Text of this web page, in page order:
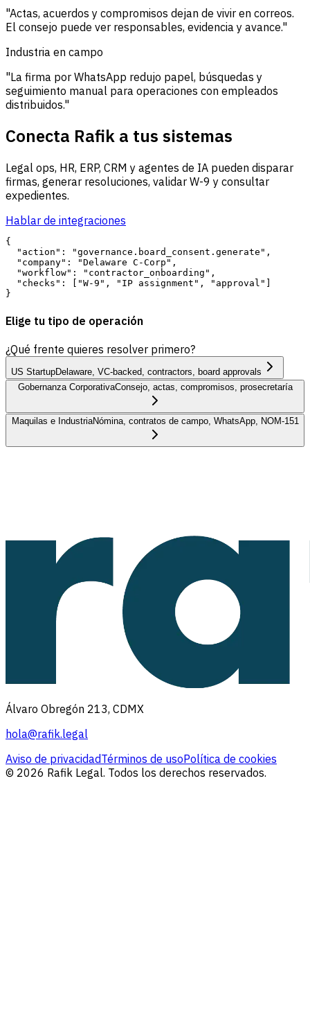
"Actas, acuerdos y compromisos dejan de vivir en correos.
El consejo puede ver responsables, evidencia y avance."
Industria en campo
"La firma por WhatsApp redujo papel, búsquedas y
seguimiento manual para operaciones con empleados
distribuidos."
Conecta Rafik a tus sistemas
Legal ops, HR, ERP, CRM y agentes de IA pueden disparar
firmas, generar resoluciones, validar W-9 y consultar
expedientes.
Hablar de integraciones
{
  "action": "governance.board_consent.generate",
  "company": "Delaware C-Corp",
  "workflow": "contractor_onboarding",
  "checks": ["W-9", "IP assignment", "approval"]
Elige tu tipo de operación
¿Qué frente quieres resolver primero?
US StartupDelaware, VC-backed, contractors, board approvals
Gobernanza CorporativaConsejo, actas, compromisos, prosecretaría
Maquilas e IndustriaNómina, contratos de campo, WhatsApp, NOM-151
Álvaro Obregón 213, CDMX
hola@rafik.legal
Aviso de privacidadTérminos de usoPolítica de cookies
© 2026 Rafik Legal. Todos los derechos reservados.